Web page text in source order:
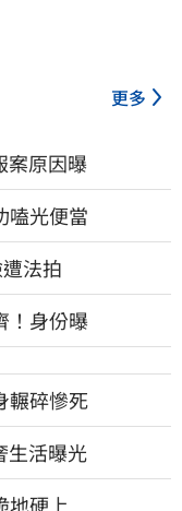
更多
案原因曝
光便當
法拍
！身份曝
輾碎慘死
活曝光
地硬上